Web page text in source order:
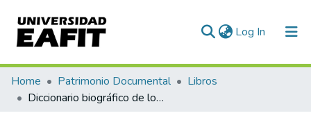
Log In (current)
Communities & Collections
All of DSpace
Home Patrimonio Documental
Libros
Diccionario biográfico de los campeones de la libertad de Nueva Granada, Venezuela, Ecuador i Perú. Que comprende sus servicios, hazañas i virtudes / por M. Leonídas Scarpetta i Saturnino Vergara